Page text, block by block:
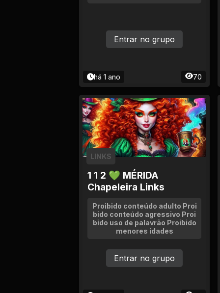
há 1 ano 70
Entrar no grupo
1 1 2 💚 MÉRIDA
Chapeleira Links
LINKS
Proibido conteúdo adulto Proi
bido conteúdo agressivo Proi
bido uso de palavrão Proibido
menores idades
Entrar no grupo